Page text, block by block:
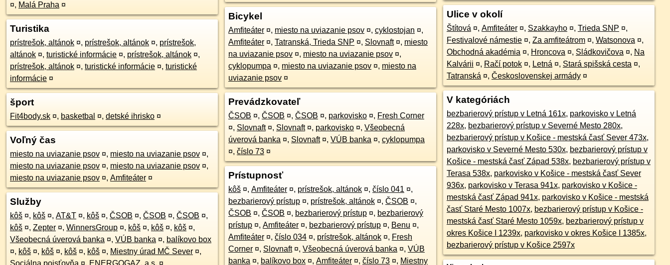
¤, Malá Praha ¤
Turistika
prístrešok, altánok ¤, prístrešok, altánok ¤, prístrešok,
altánok ¤, turistické informácie ¤, prístrešok, altánok ¤,
prístrešok, altánok ¤, turistické informácie ¤, turistické
informácie ¤
šport
Fit4body.sk ¤, basketbal ¤, detské ihrisko ¤
Voľný čas
miesto na uviazanie psov ¤, miesto na uviazanie psov ¤,
miesto na uviazanie psov ¤, miesto na uviazanie psov ¤,
miesto na uviazanie psov ¤, Amfiteáter ¤
Služby
kôš ¤, kôš ¤, AT&T ¤, kôš ¤, ČSOB ¤, ČSOB ¤, ČSOB ¤,
kôš ¤, Zepter ¤, WinnersGroup ¤, kôš ¤, kôš ¤, kôš ¤,
Všeobecná úverová banka ¤, VÚB banka ¤, balíkovo box
¤, kôš ¤, kôš ¤, kôš ¤, kôš ¤, Miestny úrad MČ Sever ¤,
Sociálna poisťovňa ¤, ENERGOGAZ, a.s. ¤
Bicykel
Amfiteáter ¤, miesto na uviazanie psov ¤, cyklostojan ¤,
Amfiteáter ¤, Tatranská, Trieda SNP ¤, Slovnaft ¤, miesto
na uviazanie psov ¤, miesto na uviazanie psov ¤,
cyklopumpa ¤, miesto na uviazanie psov ¤, miesto na
uviazanie psov ¤
Prevádzkovateľ
ČSOB ¤, ČSOB ¤, ČSOB ¤, parkovisko ¤, Fresh Corner
¤, Slovnaft ¤, Slovnaft ¤, parkovisko ¤, Všeobecná
úverová banka ¤, Slovnaft ¤, VÚB banka ¤, cyklopumpa
¤, číslo 73 ¤
Prístupnosť
kôš ¤, Amfiteáter ¤, prístrešok, altánok ¤, číslo 041 ¤,
bezbarierový prístup ¤, prístrešok, altánok ¤, ČSOB ¤,
ČSOB ¤, ČSOB ¤, bezbarierový prístup ¤, bezbarierový
prístup ¤, Amfiteáter ¤, bezbarierový prístup ¤, Benu ¤,
Amfiteáter ¤, číslo 034 ¤, prístrešok, altánok ¤, Fresh
Corner ¤, Slovnaft ¤, Všeobecná úverová banka ¤, VÚB
banka ¤, balíkovo box ¤, Amfiteáter ¤, číslo 73 ¤, Miestny
Ulice v okolí
Štítová ¤, Amfiteáter ¤, Szakkayho ¤, Trieda SNP ¤,
Festivalové námestie ¤, Za amfiteátrom ¤, Watsonova ¤,
Obchodná akadémia ¤, Hroncova ¤, Sládkovičova ¤, Na
Kalvárii ¤, Račí potok ¤, Letná ¤, Stará spišská cesta ¤,
Tatranská ¤, Československej armády ¤
V kategóriách
bezbarierový prístup v Letná 161x, parkovisko v Letná
228x, bezbarierový prístup v Severné Mesto 280x,
bezbarierový prístup v Košice - mestská časť Sever 473x,
parkovisko v Severné Mesto 530x, bezbarierový prístup v
Košice - mestská časť Západ 538x, bezbarierový prístup v
Terasa 538x, parkovisko v Košice - mestská časť Sever
936x, parkovisko v Terasa 941x, parkovisko v Košice -
mestská časť Západ 941x, parkovisko v Košice - mestská
časť Staré Mesto 1007x, bezbarierový prístup v Košice -
mestská časť Staré Mesto 1059x, bezbarierový prístup v
okres Košice I 1239x, parkovisko v okres Košice I 1385x,
bezbarierový prístup v Košice 2597x